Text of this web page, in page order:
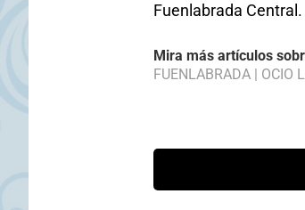
Fuenlabrada
Mira más artículos
FUENLABRADA | OCIO